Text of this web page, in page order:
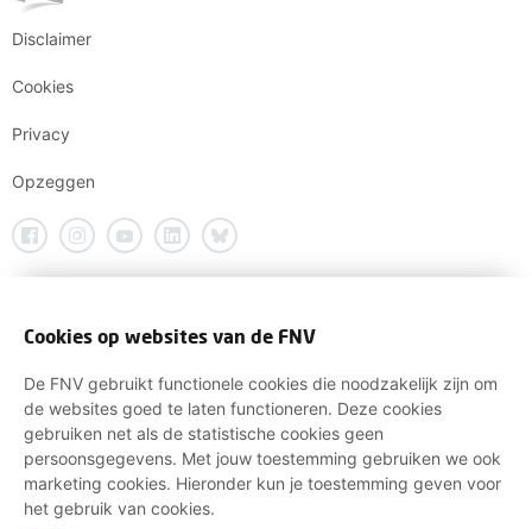
Disclaimer
Cookies
Privacy
Opzeggen
Cookies op websites van de FNV
De FNV gebruikt functionele cookies die noodzakelijk zijn om
de websites goed te laten functioneren. Deze cookies
gebruiken net als de statistische cookies geen
persoonsgegevens. Met jouw toestemming gebruiken we ook
marketing cookies. Hieronder kun je toestemming geven voor
het gebruik van cookies.